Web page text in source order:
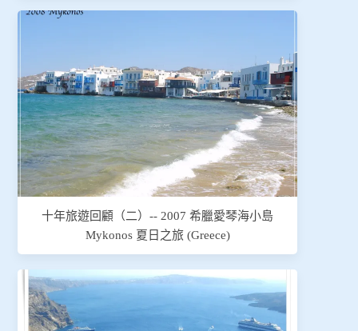
十年旅遊回顧（二）-- 2007 希臘愛琴海小島
Mykonos 夏日之旅 (Greece)